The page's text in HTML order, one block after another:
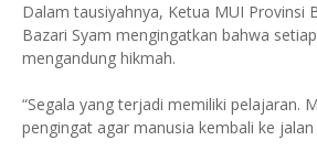
Dalam tausiyahnya, Ketua MUI Provinsi
Bazari Syam mengingatkan bahwa
mengandung hikmah.
“Segala yang terjadi memiliki pelajaran.
pengingat agar manusia kembali ke jalan